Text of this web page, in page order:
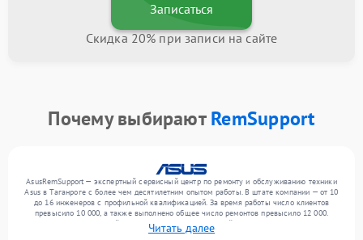
Записаться
Скидка 20% при записи на сайте
Почему выбираютRemSupport
AsusRemSupport — экспертный сервисный центр по ремонту и обслуживанию техники
Asus в Таганроге с более чем десятилетним опытом работы. В штате компании — от 10
до 16 инженеров с профильной квалификацией. За время работы число клиентов
превысило 10 000, а также выполнено общее число ремонтов превысило 12 000.
Ежемесячно в сервисный центр поступает от 300 устройств, включая , , . Мы беремся
за задачи любой сложности и предлагаем стабильный уровень сервиса благодаря
Читать далее